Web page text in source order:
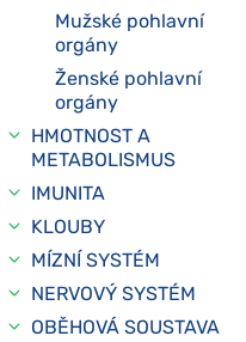
Mužské pohlavní
orgány
Ženské pohlavní
orgány
HMOTNOST A
METABOLISMUS
IMUNITA
KLOUBY
MÍZNÍ SYSTÉM
NERVOVÝ SYSTÉM
OBĚHOVÁ SOUSTAVA